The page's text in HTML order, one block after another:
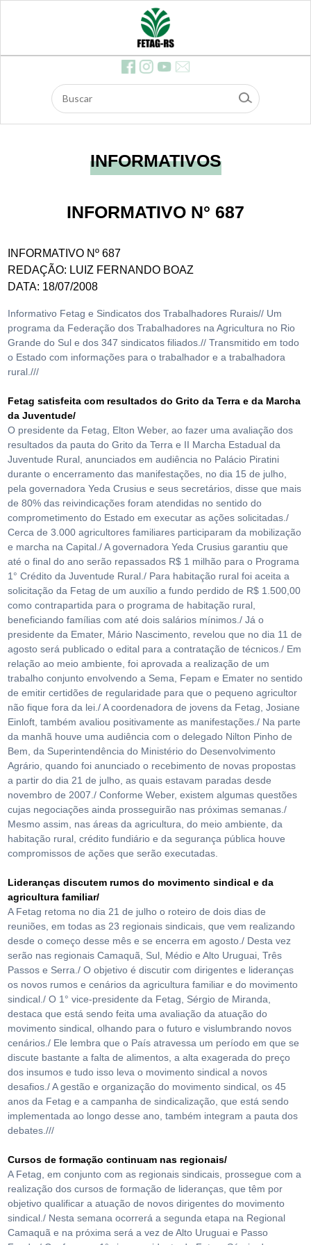
INFORMATIVOS
INFORMATIVO N° 687
INFORMATIVO Nº 687
REDAÇÃO: LUIZ FERNANDO BOAZ
DATA: 18/07/2008
Informativo Fetag e Sindicatos dos Trabalhadores Rurais// Um
programa da Federação dos Trabalhadores na Agricultura no Rio
Grande do Sul e dos 347 sindicatos filiados.// Transmitido em todo
o Estado com informações para o trabalhador e a trabalhadora
rural.///
Fetag satisfeita com resultados do Grito da Terra e da Marcha
da Juventude/
O presidente da Fetag, Elton Weber, ao fazer uma avaliação dos
resultados da pauta do Grito da Terra e II Marcha Estadual da
Juventude Rural, anunciados em audiência no Palácio Piratini
durante o encerramento das manifestações, no dia 15 de julho,
pela governadora Yeda Crusius e seus secretários, disse que mais
de 80% das reivindicações foram atendidas no sentido do
comprometimento do Estado em executar as ações solicitadas./
Cerca de 3.000 agricultores familiares participaram da mobilização
e marcha na Capital./ A governadora Yeda Crusius garantiu que
até o final do ano serão repassados R$ 1 milhão para o Programa
1° Crédito da Juventude Rural./ Para habitação rural foi aceita a
solicitação da Fetag de um auxílio a fundo perdido de R$ 1.500,00
como contrapartida para o programa de habitação rural,
beneficiando famílias com até dois salários mínimos./ Já o
presidente da Emater, Mário Nascimento, revelou que no dia 11 de
agosto será publicado o edital para a contratação de técnicos./ Em
relação ao meio ambiente, foi aprovada a realização de um
trabalho conjunto envolvendo a Sema, Fepam e Emater no sentido
de emitir certidões de regularidade para que o pequeno agricultor
não fique fora da lei./ A coordenadora de jovens da Fetag, Josiane
Einloft, também avaliou positivamente as manifestações./ Na parte
da manhã houve uma audiência com o delegado Nilton Pinho de
Bem, da Superintendência do Ministério do Desenvolvimento
Agrário, quando foi anunciado o recebimento de novas propostas
a partir do dia 21 de julho, as quais estavam paradas desde
novembro de 2007./ Conforme Weber, existem algumas questões
cujas negociações ainda prosseguirão nas próximas semanas./
Mesmo assim, nas áreas da agricultura, do meio ambiente, da
habitação rural, crédito fundiário e da segurança pública houve
compromissos de ações que serão executadas.
Lideranças discutem rumos do movimento sindical e da
agricultura familiar/
A Fetag retoma no dia 21 de julho o roteiro de dois dias de
reuniões, em todas as 23 regionais sindicais, que vem realizando
desde o começo desse mês e se encerra em agosto./ Desta vez
serão nas regionais Camaquã, Sul, Médio e Alto Uruguai, Três
Passos e Serra./ O objetivo é discutir com dirigentes e lideranças
os novos rumos e cenários da agricultura familiar e do movimento
sindical./ O 1° vice-presidente da Fetag, Sérgio de Miranda,
destaca que está sendo feita uma avaliação da atuação do
movimento sindical, olhando para o futuro e vislumbrando novos
cenários./ Ele lembra que o País atravessa um período em que se
discute bastante a falta de alimentos, a alta exagerada do preço
dos insumos e tudo isso leva o movimento sindical a novos
desafios./ A gestão e organização do movimento sindical, os 45
anos da Fetag e a campanha de sindicalização, que está sendo
implementada ao longo desse ano, também integram a pauta dos
debates.///
Cursos de formação continuam nas regionais/
A Fetag, em conjunto com as regionais sindicais, prossegue com a
realização dos cursos de formação de lideranças, que têm por
objetivo qualificar a atuação de novos dirigentes do movimento
sindical./ Nesta semana ocorrerá a segunda etapa na Regional
Camaquã e na próxima será a vez de Alto Uruguai e Passo